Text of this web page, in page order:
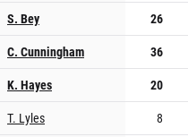
S. Bey
26
C. Cunningham
36
K. Hayes
20
T. Lyles
8